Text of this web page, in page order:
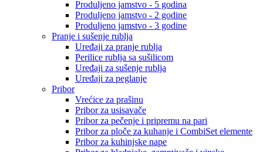
Produljeno jamstvo - 5 godina
Produljeno jamstvo - 2 godine
Produljeno jamstvo - 3 godine
Pranje i sušenje rublja
Uređaji za pranje rublja
Perilice rublja sa sušilicom
Uređaji za sušenje rublja
Uređaji za peglanje
Pribor
Vrećice za prašinu
Pribor za usisavače
Pribor za pečenje i pripremu na pari
Pribor za ploče za kuhanje i CombiSet elemente
Pribor za kuhinjske nape